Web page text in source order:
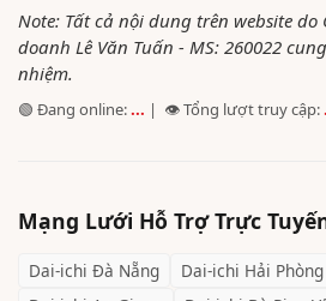
Note: Tất cả nội dung trên website do
doanh Lê Văn Tuấn - MS: 260022
nhiệm.
🟢 Đang online:... | 👁️ Tổng lượt truy cập:
Mạng Lưới Hỗ Trợ Trực
Dai-ichi Đà Nẵng Dai-ichi Hải Phòng